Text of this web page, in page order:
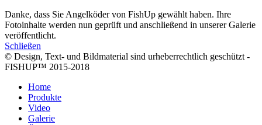
Danke, dass Sie Angelköder von FishUp gewählt haben. Ihre
Fotoinhalte werden nun geprüft und anschließend in unserer Galerie
veröffentlicht.
Schließen
© Design, Text- und Bildmaterial sind urheberrechtlich geschützt -
FISHUP™ 2015-2018
Home
Produkte
Video
Galerie